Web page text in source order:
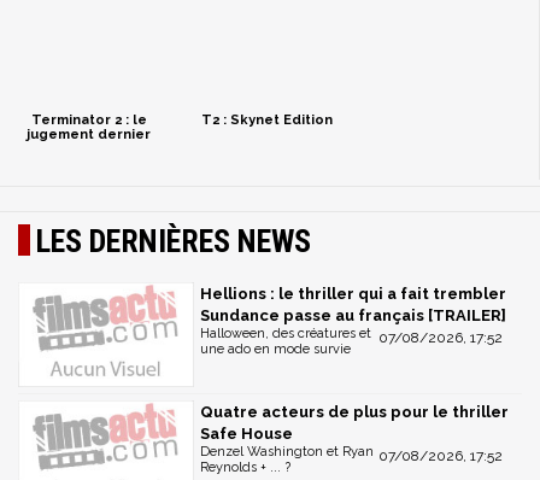
Terminator 2 : le
jugement dernier
T2 : Skynet Edition
LES DERNIÈRES NEWS
Hellions : le thriller qui a fait trembler
Sundance passe au français [TRAILER]
07/08/2026, 17:52
Halloween, des créatures et
une ado en mode survie
Quatre acteurs de plus pour le thriller
Safe House
07/08/2026, 17:52
Denzel Washington et Ryan
Reynolds + ... ?